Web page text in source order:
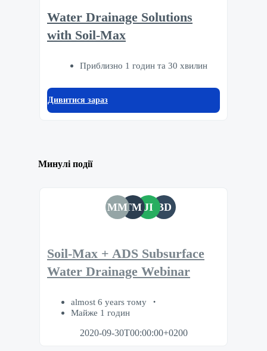
Water Drainage Solutions
with Soil-Max
Приблизно 1 годин та 30 хвилин
Дивитися зараз
Минулі події
MMTM JI BD
Soil-Max + ADS Subsurface
Water Drainage Webinar
almost 6 years тому
Майже 1 годин
2020-09-30T00:00:00+0200